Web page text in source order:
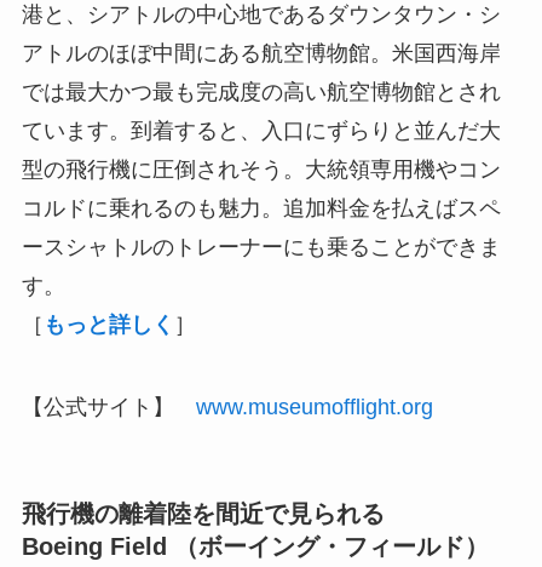
港と、シアトルの中心地であるダウンタウン・シ
アトルのほぼ中間にある航空博物館。米国西海岸
では最大かつ最も完成度の高い航空博物館とされ
ています。到着すると、入口にずらりと並んだ大
型の飛行機に圧倒されそう。大統領専用機やコン
コルドに乗れるのも魅力。追加料金を払えばスペ
ースシャトルのトレーナーにも乗ることができま
す。
［ もっと詳しく ］
【公式サイト】 www.museumofflight.org
飛行機の離着陸を間近で見られる
Boeing Field （ボーイング・フィールド）